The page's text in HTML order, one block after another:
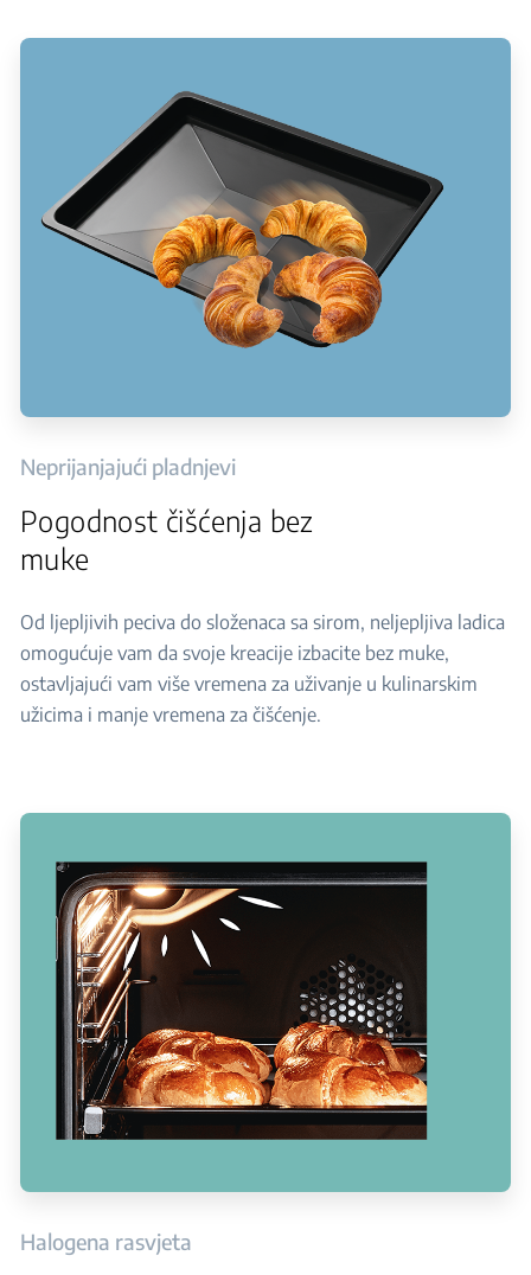
Neprijanjajući pladnjevi
Pogodnost čišćenja bez
muke
Od ljepljivih peciva do složenaca sa sirom, neljepljiva ladica
omogućuje vam da svoje kreacije izbacite bez muke,
ostavljajući vam više vremena za uživanje u kulinarskim
užicima i manje vremena za čišćenje.
Halogena rasvjeta